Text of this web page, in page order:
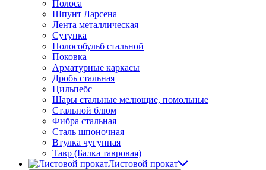
Полоса
Шпунт Ларсена
Лента металлическая
Сутунка
Полособульб стальной
Поковка
Арматурные каркасы
Дробь стальная
Цильпебс
Шары стальные мелющие, помольные
Стальной блюм
Фибра стальная
Сталь шпоночная
Втулка чугунная
Тавр (Балка тавровая)
Листовой прокат